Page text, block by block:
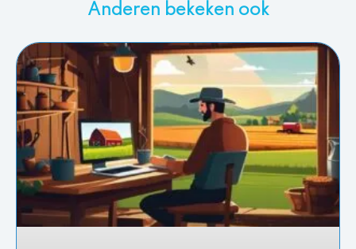
Anderen bekeken ook